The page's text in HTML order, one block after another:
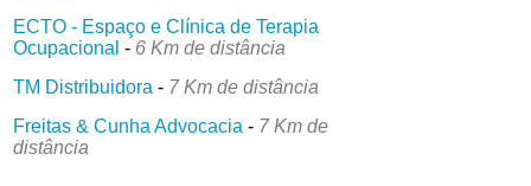
ECTO - Espaço e Clínica de Terapia
Ocupacional - 6 Km de distância
TM Distribuidora - 7 Km de distância
Freitas & Cunha Advocacia - 7 Km de
distância